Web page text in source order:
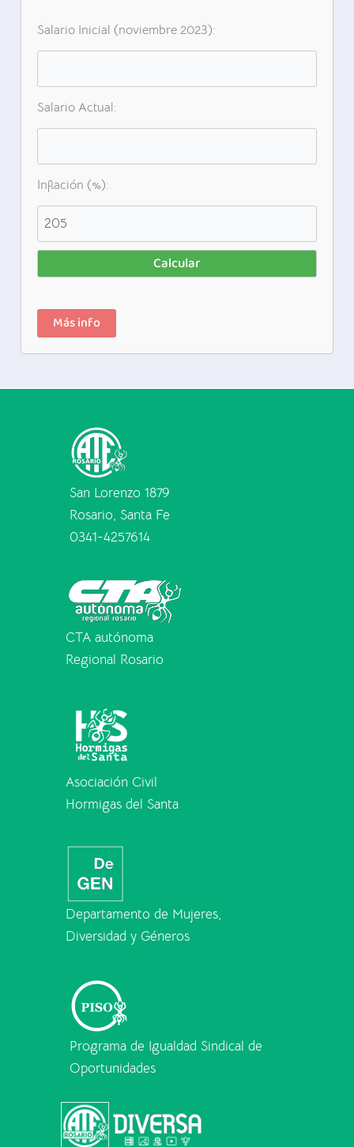
Salario Inicial (noviembre 2023):
Salario Actual:
Inflación (%):
Calcular
Más info
San Lorenzo 1879
Rosario, Santa Fe
0341-4257614
CTA autónoma
Regional Rosario
Asociación Civil
Hormigas del Santa
Departamento de Mujeres,
Diversidad y Géneros
Programa de Igualdad Sindical de
Oportunidades